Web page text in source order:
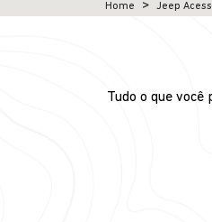
Home Jeep
Tudo o que